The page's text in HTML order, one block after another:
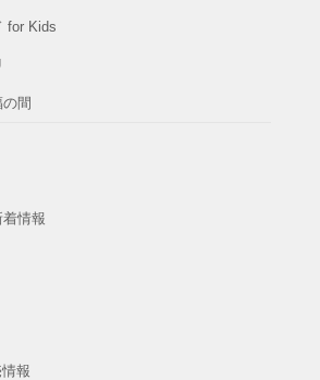
for Kids
間
情報
報